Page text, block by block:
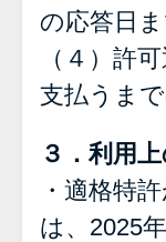
の応答日
（４）許
支払うま
３．利用
・適格特
は、2025